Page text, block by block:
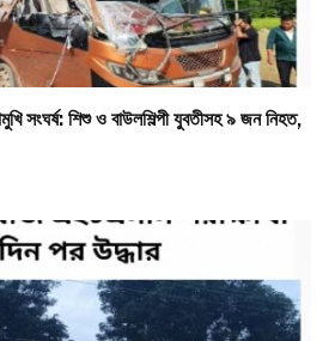
সংঘর্ষ: শিশু ও বাউলশিল্পী যুবতীসহ ৯ জন নিহত,